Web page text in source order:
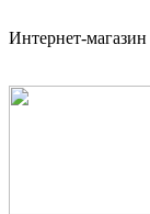
Интернет-магазин